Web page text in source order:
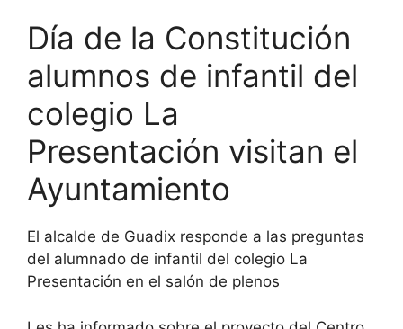
Día de la Constitución
alumnos de infantil del
colegio La
Presentación visitan el
Ayuntamiento
El alcalde de Guadix responde a las preguntas
del alumnado de infantil del colegio La
Presentación en el salón de plenos